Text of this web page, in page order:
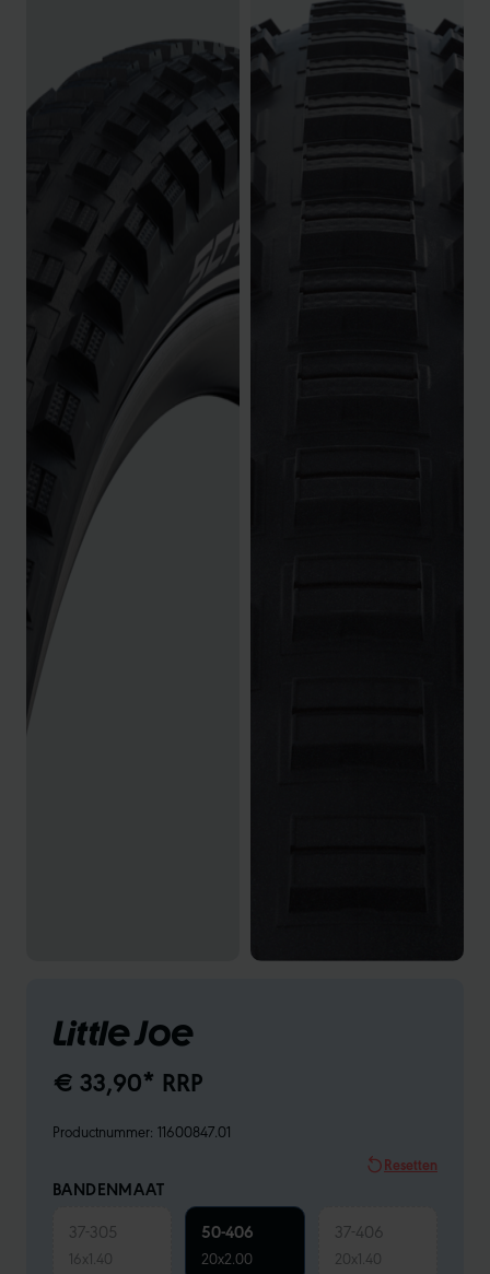
Little Joe
€ 33,90* RRP
Productnummer: 11600847.01
Resetten
BANDENMAAT
37-305
16x1.40
50-406
20x2.00
37-406
20x1.40